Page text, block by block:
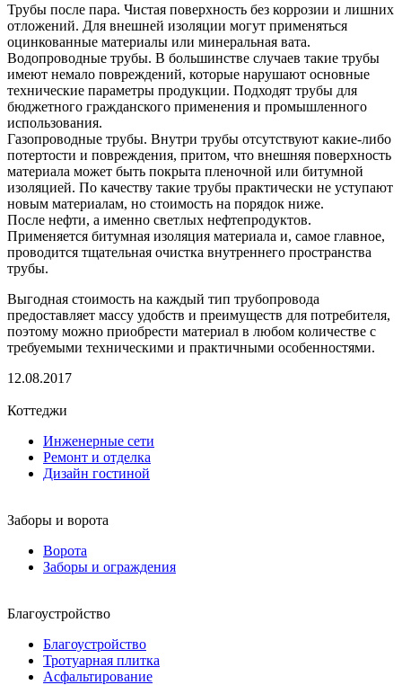
Трубы после пара. Чистая поверхность без коррозии и лишних
отложений. Для внешней изоляции могут применяться
оцинкованные материалы или минеральная вата.
Водопроводные трубы. В большинстве случаев такие трубы
имеют немало повреждений, которые нарушают основные
технические параметры продукции. Подходят трубы для
бюджетного гражданского применения и промышленного
использования.
Газопроводные трубы. Внутри трубы отсутствуют какие-либо
потертости и повреждения, притом, что внешняя поверхность
материала может быть покрыта пленочной или битумной
изоляцией. По качеству такие трубы практически не уступают
новым материалам, но стоимость на порядок ниже.
После нефти, а именно светлых нефтепродуктов.
Применяется битумная изоляция материала и, самое главное,
проводится тщательная очистка внутреннего пространства
трубы.
Выгодная стоимость на каждый тип трубопровода
предоставляет массу удобств и преимуществ для потребителя,
поэтому можно приобрести материал в любом количестве с
требуемыми техническими и практичными особенностями.
12.08.2017
Коттеджи
Инженерные сети
Ремонт и отделка
Дизайн гостиной
Заборы и ворота
Ворота
Заборы и ограждения
Благоустройство
Благоустройство
Тротуарная плитка
Асфальтирование